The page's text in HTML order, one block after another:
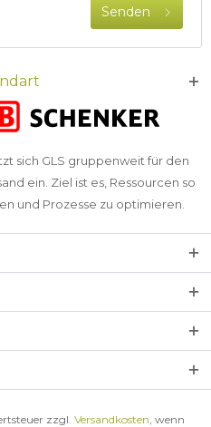
Senden
sich GLS gruppenweit für den
ein. Ziel ist es, Ressourcen so
und Prozesse zu optimieren.
zzgl. Versandkosten, wenn